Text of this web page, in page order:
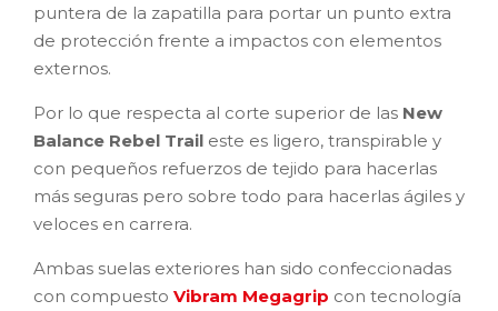
puntera de la zapatilla para portar un punto extra
de protección frente a impactos con elementos
externos.
Por lo que respecta al corte superior de las New
Balance Rebel Trail este es ligero, transpirable y
con pequeños refuerzos de tejido para hacerlas
más seguras pero sobre todo para hacerlas ágiles y
veloces en carrera.
Ambas suelas exteriores han sido confeccionadas
con compuesto Vibram Megagrip con tecnología